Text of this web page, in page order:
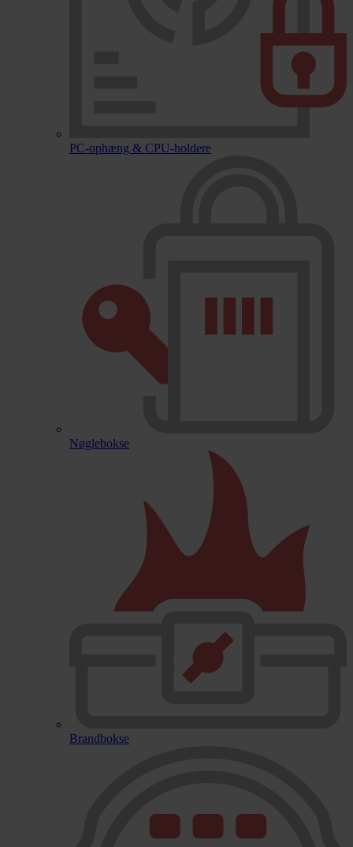
PC-ophæng & CPU-holdere
Nøglebokse
Brandbokse